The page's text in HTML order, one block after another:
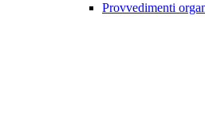
Provvedimenti